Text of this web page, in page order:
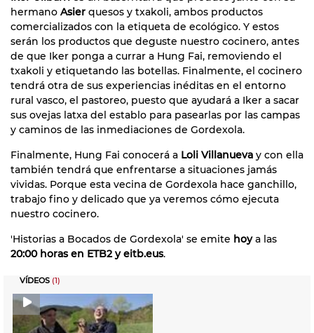
hermano Asier quesos y txakoli, ambos productos
comercializados con la etiqueta de ecológico. Y estos
serán los productos que deguste nuestro cocinero, antes
de que Iker ponga a currar a Hung Fai, removiendo el
txakoli y etiquetando las botellas. Finalmente, el cocinero
tendrá otra de sus experiencias inéditas en el entorno
rural vasco, el pastoreo, puesto que ayudará a Iker a sacar
sus ovejas latxa del establo para pasearlas por las campas
y caminos de las inmediaciones de Gordexola.
Finalmente, Hung Fai conocerá a Loli Villanueva y con ella
también tendrá que enfrentarse a situaciones jamás
vividas. Porque esta vecina de Gordexola hace ganchillo,
trabajo fino y delicado que ya veremos cómo ejecuta
nuestro cocinero.
'Historias a Bocados de Gordexola' se emite hoya las
20:00 horas en ETB2 y eitb.eus.
VÍDEOS (1)